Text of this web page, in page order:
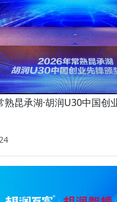
熟昆承湖·胡润U30中国创